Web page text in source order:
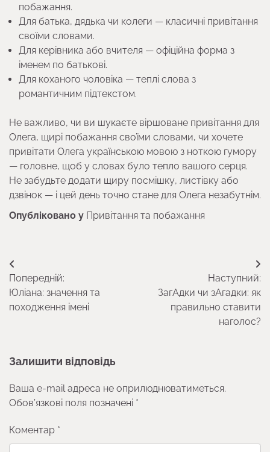
побажання.
Для батька, дядька чи колеги — класичні привітання
своїми словами.
Для керівника або вчителя — офіційна форма з
іменем по батькові.
Для коханого чоловіка — теплі слова з
романтичним підтекстом.
Не важливо, чи ви шукаєте віршоване привітання для
Олега, щирі побажання своїми словами, чи хочете
привітати Олега українською мовою з ноткою гумору
— головне, щоб у словах було тепло вашого серця.
Не забудьте додати щиру посмішку, листівку або
дзвінок — і цей день точно стане для Олега незабутнім.
Опубліковано у Привітання та побажання
Навігація
записів
Попередній:
Юліана: значення та
походження імені
Наступний:
ЗагАдки чи зАгадки: як
правильно ставити
наголос?
Залишити відповідь
Ваша e-mail адреса не оприлюднюватиметься.
Обов’язкові поля позначені *
Коментар *